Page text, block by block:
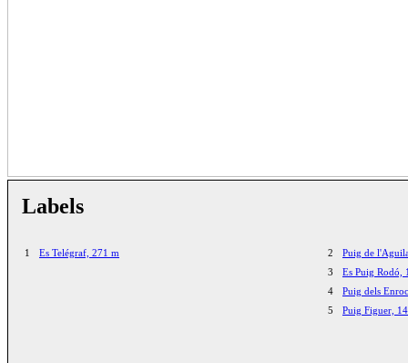
Labels
1 Es Telégraf, 271 m 2
Puig de
3
Es Puig Rodó,
4
Puig dels
5
Puig Figuer,